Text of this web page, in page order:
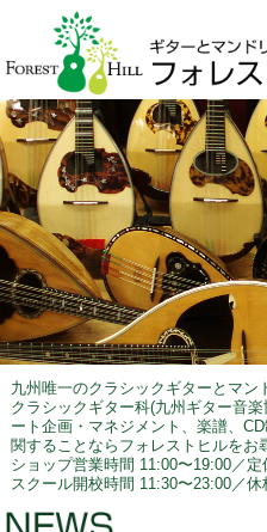
九州唯一のクラシックギターとマン
クラシックギター科(九州ギター音
ート企画・マネジメント、楽譜、
関することならフォレストヒルをお
ショップ営業時間 11:00〜19:00／
スクール開校時間 11:30〜23:00／休